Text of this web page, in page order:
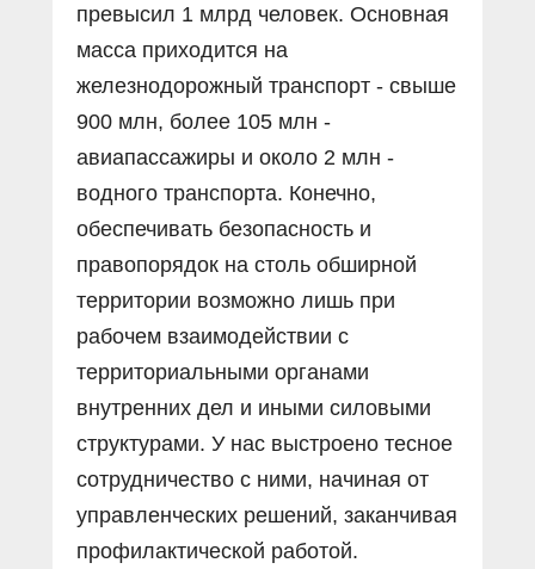
превысил 1 млрд человек. Основная
масса приходится на
железнодорожный транспорт - свыше
900 млн, более 105 млн -
авиапассажиры и около 2 млн -
водного транспорта. Конечно,
обеспечивать безопасность и
правопорядок на столь обширной
территории возможно лишь при
рабочем взаи­модействии с
территориальными органами
внутренних дел и иными силовыми
структурами. У нас выстроено тесное
сотрудничество с ними, начиная от
управленческих решений, заканчивая
профилактической работой.